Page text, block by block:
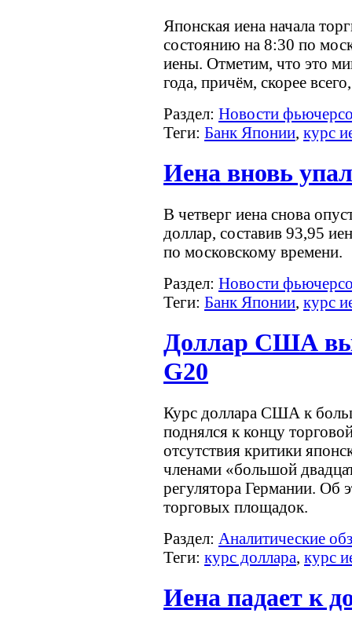
Японская иена начала
состоянию на 8:30 по
иены. Отметим, что это
года, причём, скорее
Раздел: Новости
Теги: Банк Японии, курс
Иена вновь
В четверг иена снова
доллар, составив 93,95
по московскому времени.
Раздел: Новости
Теги: Банк Японии, курс
Доллар США
G20
Курс доллара США к
поднялся к концу
отсутствия критики
членами «большой
регулятора Германии. Об
торговых площадок.
Раздел: Аналитические
Теги: курс доллара, курс
Иена падает к